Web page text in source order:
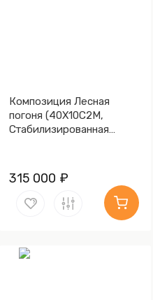
Композиция Лесная
погоня (40Х10С2М,
Стабилизированная
315 000 ₽